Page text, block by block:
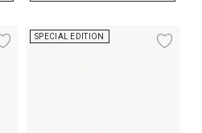
Lägg till i önskelista
Kökshandduk 50x70 cm
SPECIAL EDITION